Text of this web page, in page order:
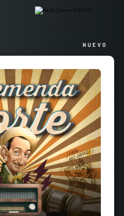
NUEVO